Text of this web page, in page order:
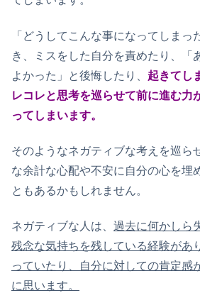
「どうしてこんな事になってしまっ
き、ミスをした自分を責めたり、「
よかった」と後悔したり、 起きてし
レコレと思考を巡らせて前に進む力
ってしまいます。
そのようなネガティブな考えを巡ら
な余計な心配や不安に自分の心を埋
ともあるかもしれません。
ネガティブな人は、 過去に何かしら
残念な気持ちを残している経験があ
っていたり、自分に対しての肯定感
に思います。